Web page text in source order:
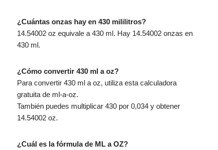
¿Cuántas onzas hay en 430 mililitros?
14.54002 oz equivale a 430 ml. Hay 14.54002 onzas en
430 ml.
¿Cómo convertir 430 ml a oz?
Para convertir 430 ml a oz, utiliza esta calculadora
gratuita de ml-a-oz.
También puedes multiplicar 430 por 0,034 y obtener
14.54002 oz.
¿Cuál es la fórmula de ML a OZ?